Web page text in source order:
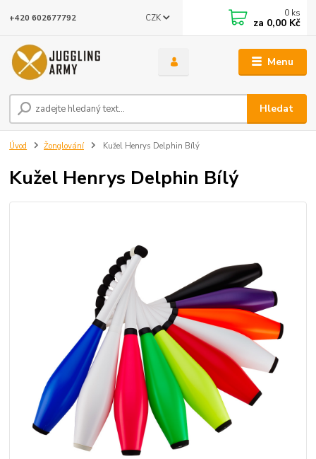
Menu
CZK
Hledat
+420 602677792 0 ks
za 0,00 Kč
Úvod Žonglování Kužel Henrys Delphin Bílý
Kužel Henrys Delphin Bílý